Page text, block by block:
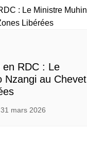
en RDC : Le
Nzangi au Chevet
31 mars 2026